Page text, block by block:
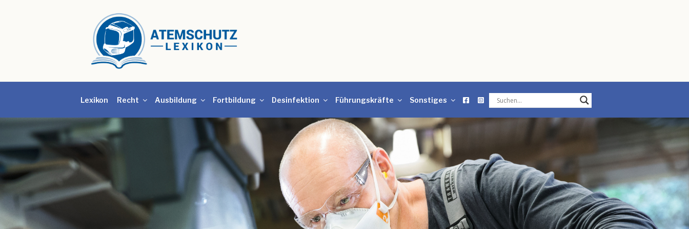
Lexikon Recht Ausbildung Fortbildung Desinfektion Führungskräfte Sonstiges